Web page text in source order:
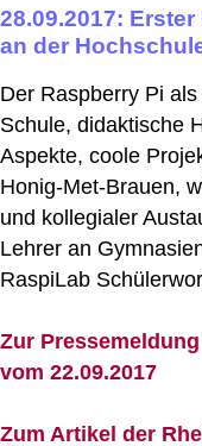
28.09.2017:
an der
Der Raspberry Pi
Schule, didaktische
Aspekte, coole
Honig-Met-Brauen,
und kollegialer
Lehrer an
RaspiLab
Zur
vom 22.09.2017
Zum Artikel der